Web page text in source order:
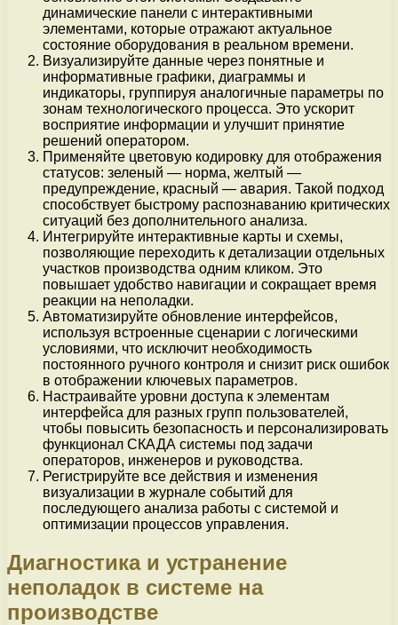
динамические панели с интерактивными
элементами, которые отражают актуальное
состояние оборудования в реальном времени.
Визуализируйте данные через понятные и
информативные графики, диаграммы и
индикаторы, группируя аналогичные параметры по
зонам технологического процесса. Это ускорит
восприятие информации и улучшит принятие
решений оператором.
Применяйте цветовую кодировку для отображения
статусов: зеленый — норма, желтый —
предупреждение, красный — авария. Такой подход
способствует быстрому распознаванию критических
ситуаций без дополнительного анализа.
Интегрируйте интерактивные карты и схемы,
позволяющие переходить к детализации отдельных
участков производства одним кликом. Это
повышает удобство навигации и сокращает время
реакции на неполадки.
Автоматизируйте обновление интерфейсов,
используя встроенные сценарии с логическими
условиями, что исключит необходимость
постоянного ручного контроля и снизит риск ошибок
в отображении ключевых параметров.
Настраивайте уровни доступа к элементам
интерфейса для разных групп пользователей,
чтобы повысить безопасность и персонализировать
функционал СКАДА системы под задачи
операторов, инженеров и руководства.
Регистрируйте все действия и изменения
визуализации в журнале событий для
последующего анализа работы с системой и
оптимизации процессов управления.
Диагностика и устранение
неполадок в системе на
производстве